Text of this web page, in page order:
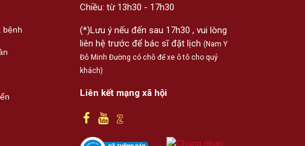
bệnh
Chiều: từ 13h30 - 17h30
(*)Lưu ý nếu đến sau 17h30 , vui lòng
liên hệ trước để bác sĩ đặt lịch (Nam Y
Đỗ Minh Đường có chỗ để xe ô tô cho quý
khách)
Liên kết mạng xã hội